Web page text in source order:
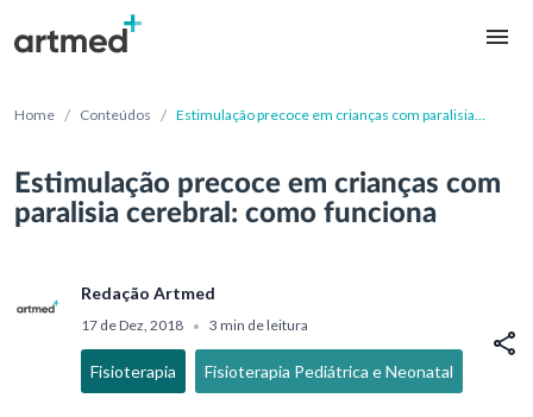
Home / Conteúdos / Estimulação precoce em crianças com paralisia
Estimulação precoce em crianças com
paralisia cerebral: como funciona
Redação Artmed
17 de Dez, 2018 • 3 min de leitura
Fisioterapia Fisioterapia Pediátrica e Neonatal